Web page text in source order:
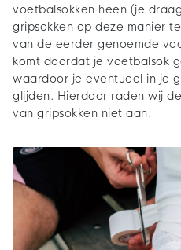
voetbalsokken heen (je
gripsokken op deze manier
van de eerder genoemde
komt doordat je voetbalsok
waardoor je eventueel in je
glijden. Hierdoor raden wij
van gripsokken niet aan.